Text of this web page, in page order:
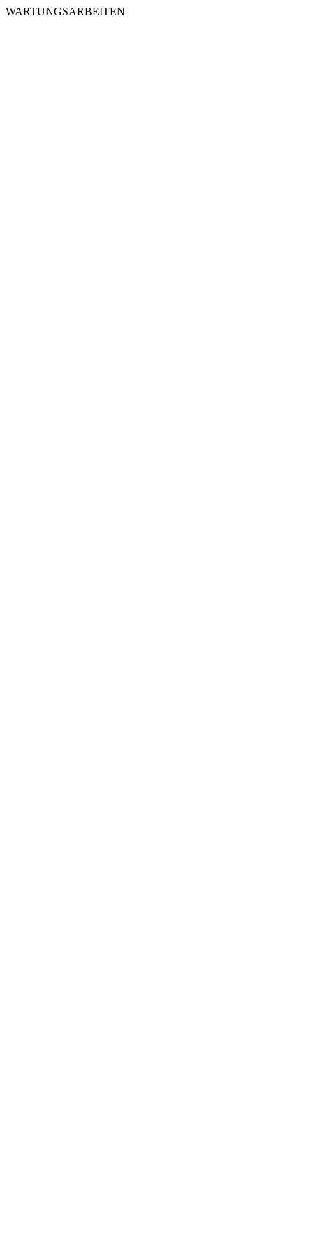
WARTUNGSARBEITEN